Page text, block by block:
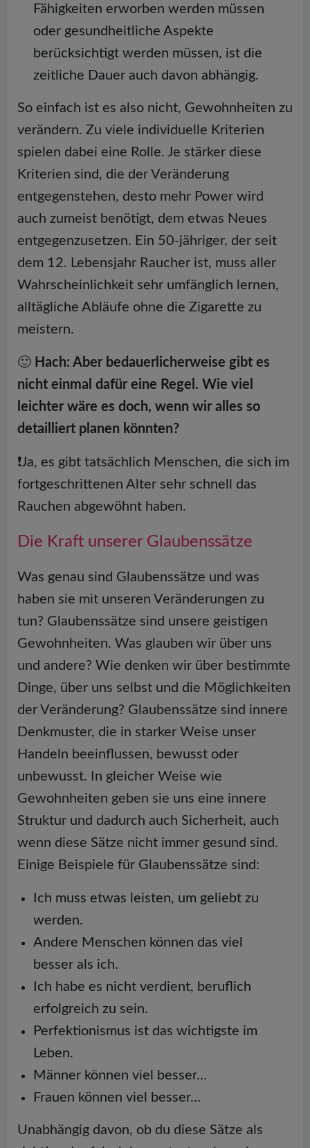
Fähigkeiten erworben werden müssen
oder gesundheitliche Aspekte
berücksichtigt werden müssen, ist die
zeitliche Dauer auch davon abhängig.
So einfach ist es also nicht, Gewohnheiten zu
verändern. Zu viele individuelle Kriterien
spielen dabei eine Rolle. Je stärker diese
Kriterien sind, die der Veränderung
entgegenstehen, desto mehr Power wird
auch zumeist benötigt, dem etwas Neues
entgegenzusetzen. Ein 50-jähriger, der seit
dem 12. Lebensjahr Raucher ist, muss aller
Wahrscheinlichkeit sehr umfänglich lernen,
alltägliche Abläufe ohne die Zigarette zu
meistern.
🙂 Hach: Aber bedauerlicherweise gibt es
nicht einmal dafür eine Regel. Wie viel
leichter wäre es doch, wenn wir alles so
detailliert planen könnten?
❗️Ja, es gibt tatsächlich Menschen, die sich im
fortgeschrittenen Alter sehr schnell das
Rauchen abgewöhnt haben.
Die Kraft unserer Glaubenssätze
Was genau sind Glaubenssätze und was
haben sie mit unseren Veränderungen zu
tun? Glaubenssätze sind unsere geistigen
Gewohnheiten. Was glauben wir über uns
und andere? Wie denken wir über bestimmte
Dinge, über uns selbst und die Möglichkeiten
der Veränderung? Glaubenssätze sind innere
Denkmuster, die in starker Weise unser
Handeln beeinflussen, bewusst oder
unbewusst. In gleicher Weise wie
Gewohnheiten geben sie uns eine innere
Struktur und dadurch auch Sicherheit, auch
wenn diese Sätze nicht immer gesund sind.
Einige Beispiele für Glaubenssätze sind:
Ich muss etwas leisten, um geliebt zu
werden.
Andere Menschen können das viel
besser als ich.
Ich habe es nicht verdient, beruflich
erfolgreich zu sein.
Perfektionismus ist das wichtigste im
Leben.
Männer können viel besser…
Frauen können viel besser…
Unabhängig davon, ob du diese Sätze als